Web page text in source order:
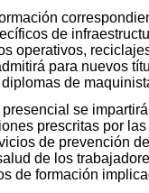
de
operativos,
para nuevos
de
se
prescritas por
de prevención
de los
de formación